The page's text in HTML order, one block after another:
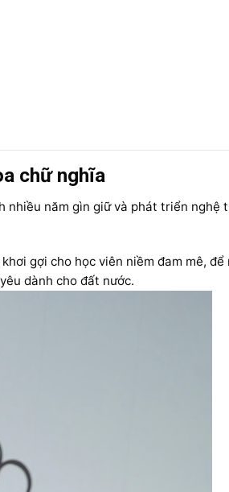
chữ nghĩa
nhiều năm gìn giữ và phát triển nghệ
gợi cho học viên niềm đam mê, để
dành cho đất nước.